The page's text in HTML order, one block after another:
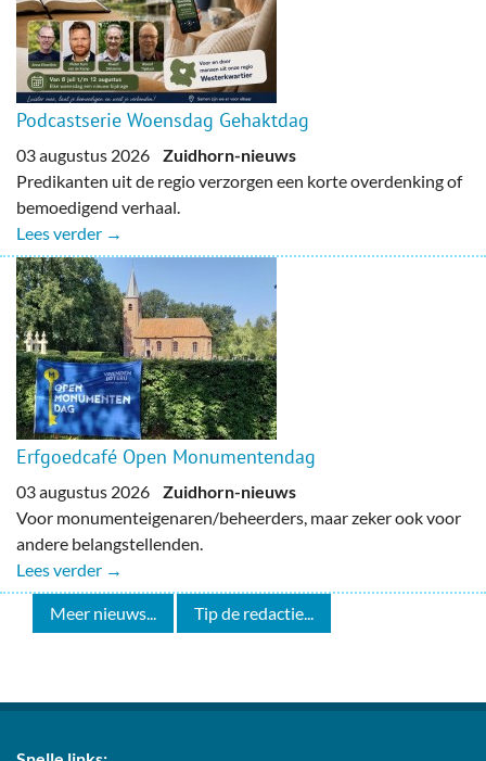
Podcastserie Woensdag Gehaktdag
03 augustus 2026 Zuidhorn-nieuws
Predikanten uit de regio verzorgen een korte overdenking of
bemoedigend verhaal.
Lees verder →
Erfgoedcafé Open Monumentendag
03 augustus 2026 Zuidhorn-nieuws
Voor monumenteigenaren/beheerders, maar zeker ook voor
andere belangstellenden.
Lees verder →
Meer nieuws... Tip de redactie...